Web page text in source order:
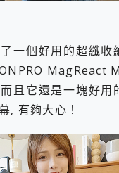
一個好用的超纖收
MagReact
且它還是一塊好用
, 有夠大心！